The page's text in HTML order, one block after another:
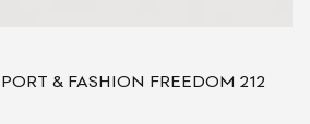
& FASHION FREEDOM 212